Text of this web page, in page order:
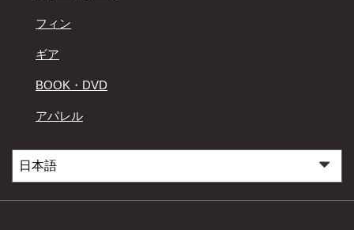
フィン
ギア
BOOK・DVD
アパレル